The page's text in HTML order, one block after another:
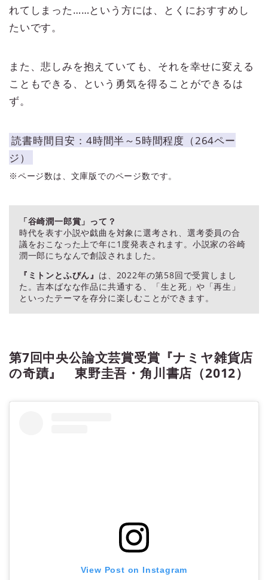
れてしまった……という方には、とくにおすすめし
たいです。
また、悲しみを抱えていても、それを幸せに変える
こともできる、という勇気を得ることができるは
ず。
読書時間目安：4時間半～5時間程度（264ペー
ジ）
※ページ数は、文庫版でのページ数です。
「谷崎潤一郎賞」って？
時代を表す小説や戯曲を対象に選考され、選考委員の合
議をおこなった上で年に1度発表されます。小説家の谷崎
潤一郎にちなんで創設されました。
『ミトンとふびん』 は、2022年の第58回で受賞しまし
た。吉本ばなな作品に共通する、「生と死」や「再生」
といったテーマを存分に楽しむことができます。
第7回中央公論文芸賞受賞『ナミヤ雑貨店
の奇蹟』 東野圭吾・角川書店（2012）
View Post on Instagram